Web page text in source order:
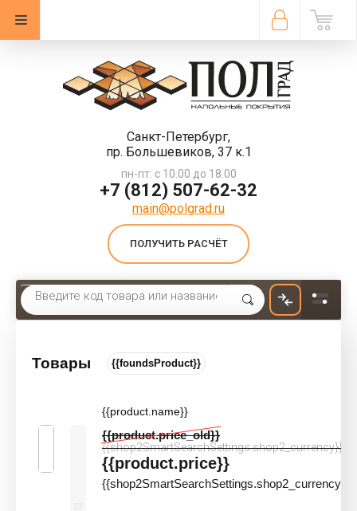
Санкт-Петербург,
пр. Большевиков, 37 к.1
пн-пт: с 10.00 до 18.00
+7 (812) 507-62-32
main@polgrad.ru
ПОЛУЧИТЬ РАСЧЁТ
Товары {{foundsProduct}}
{{product.name}}
{{product.price_old}}
{{shop2SmartSearchSettings.shop2_currency}}
{{product.price}}
{{shop2SmartSearchSettings.shop2_currency}}
Ковровая плитка Forbo Flotex Colour Metro t546036 gold КМ2
Ковровая плитка Forbo Flotex Colour
Артикул:
Акция